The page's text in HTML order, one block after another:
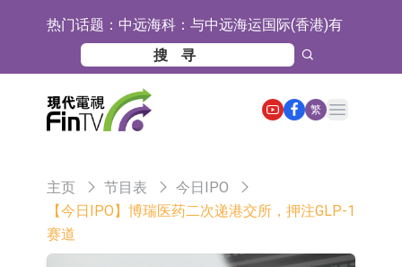
热门话题： 中远海科：与中远海运国际(香港)有
限公司正在开展增资对价的支付
新莱应材：受益于半导体国产替代提
速及国内晶圆厂扩产 公司泛半导体全
产品线新签订单向好
【异动股】港股跌幅榜前十，智傲控
股(08282.HK)跌16.39%，中国智能健
【异动股】港股涨幅榜前十，帝国科
拿森科技(02261.HK)涨+77.54%
放式指数证券投资基金8月12日上市
通天酒业(00389.HK)停牌
繁
Open main menu
主页 节目表
今日IPO
【今日IPO】博瑞医药二次递港交所，押注GLP-1
赛道